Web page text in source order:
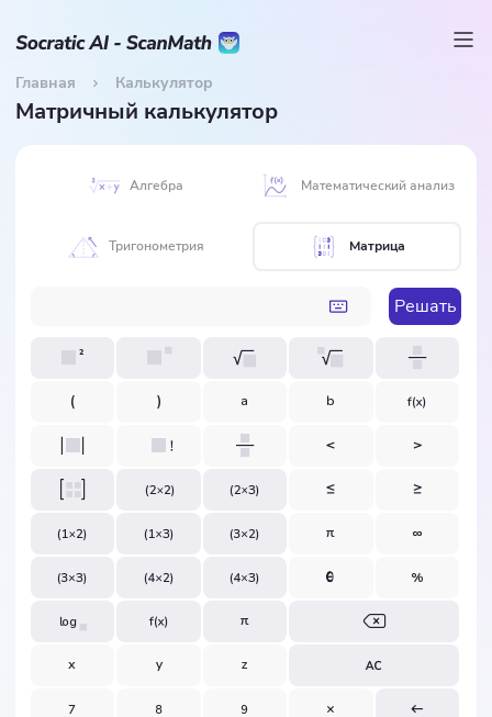
Главная Калькулятор
Матричный калькулятор
Алгебра Математический анализ
Тригонометрия Матрица
Решать